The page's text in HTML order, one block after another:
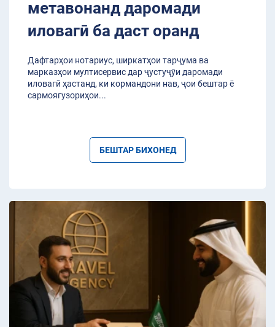
метавонанд даромади
иловагӣ ба даст оранд
Дафтарҳои нотариус, ширкатҳои тарҷума ва
марказҳои мултисервис дар ҷустуҷӯи даромади
иловагӣ ҳастанд, ки кормандони нав, ҷои бештар ё
сармоягузориҳои...
БЕШТАР БИХОНЕД